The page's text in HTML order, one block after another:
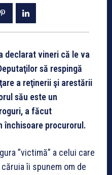
declarat vineri că le va
să respingă
a reţinerii şi arestării
său este un
a făcut
închisoare procurorul.
”victimă” a celui care
îi spunem om de